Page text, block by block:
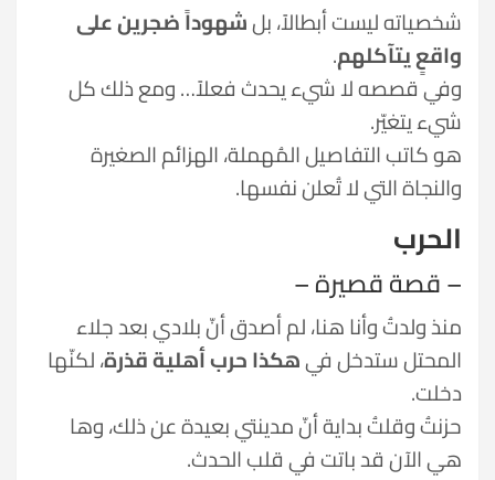
شخصياته ليست أبطالاً، بلشهوداً ضجرين على
واقعٍ يتآكلهم.
وفي قصصه لا شيء يحدث فعلاً… ومع ذلك كل
شيء يتغيّر.
هو كاتب التفاصيل المُهملة، الهزائم الصغيرة
والنجاة التي لا تُعلن نفسها.
الحرب
– قصة قصيرة –
منذ ولدتُ وأنا هنا، لم أصدق أنّ بلادي بعد جلاء
المحتل ستدخل فيهكذا حرب أهلية قذرة، لكنّها
دخلت.
حزنتُ وقلتُ بداية أنّ مدينتي بعيدة عن ذلك، وها
هي الآن قد باتت في قلب الحدث.